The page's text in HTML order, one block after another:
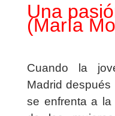
Una
(María
Cuando la
Madrid
se enfrenta a la